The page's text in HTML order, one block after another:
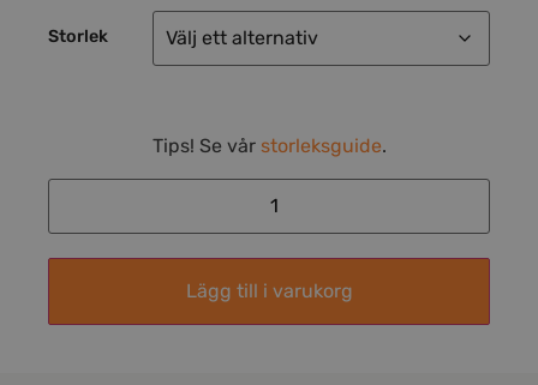
Storlek
Tips! Se vår storleksguide.
Lägg till i varukorg